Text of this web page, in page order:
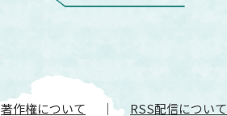
著作権について RSS配信について